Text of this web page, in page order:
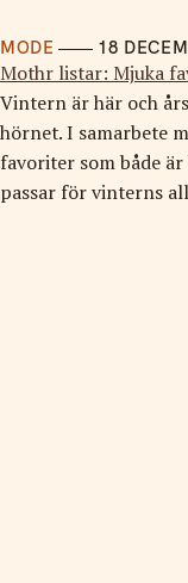
MODE 18
Mothr listar: Mjuka
Vintern är här och
hörnet. I samarbete
favoriter som både
passar för vinterns